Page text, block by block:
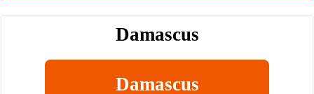
Damascus
Damascus